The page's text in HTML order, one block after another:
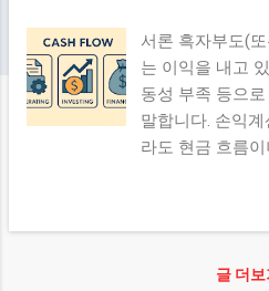
서론 흑자부도(
는 이익을 내고
동성 부족 등으
말합니다. 손익
라도 현금 흐름이
흑자부도가 발
상태에 빠지는
글 더보